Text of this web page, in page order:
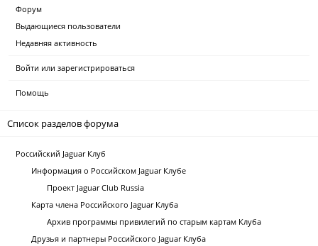
Форум
Выдающиеся пользователи
Недавняя активность
Войти или зарегистрироваться
Помощь
Список разделов форума
Российский Jaguar Клуб
Информация о Российском Jaguar Клубе
Проект Jaguar Club Russia
Карта члена Российского Jaguar Клуба
Архив программы привилегий по старым картам Клуба
Друзья и партнеры Российского Jaguar Клуба